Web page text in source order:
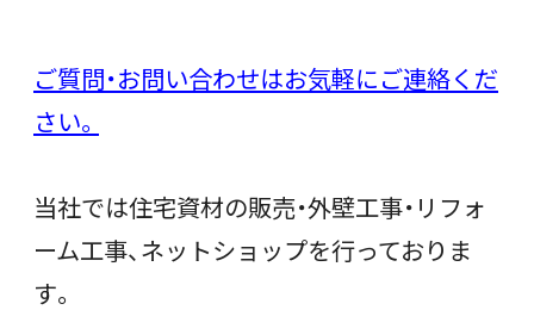
ご質問・お問い合わせはお気軽にご連絡くだ
さい。
当社では住宅資材の販売・外壁工事・リフォ
ーム工事、ネットショップを行っておりま
す。